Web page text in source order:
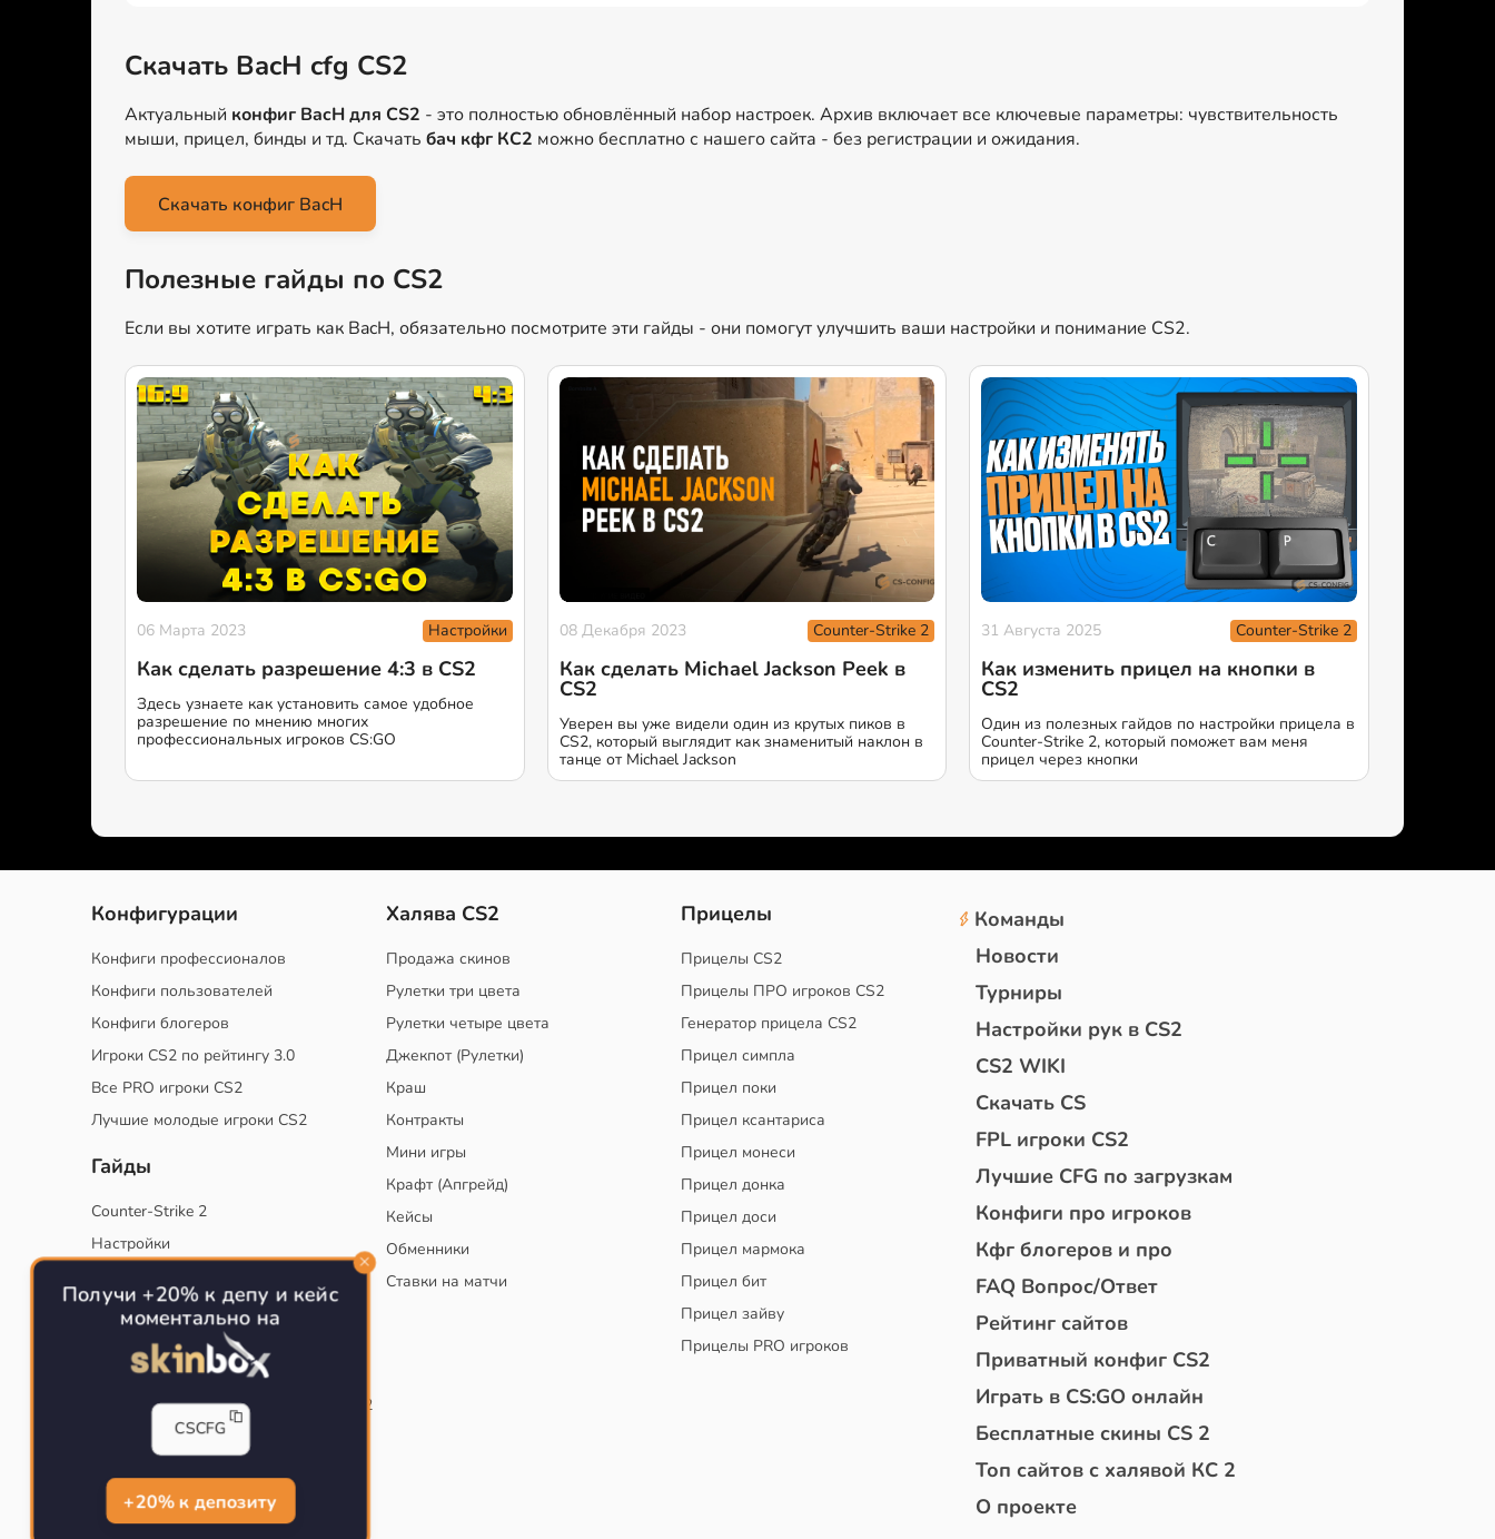
Скачать BacH cfg CS2
Актуальный конфиг BacH для CS2 - это полностью обновлённый набор настроек. Архив включает все ключевые параметры: чувствительность
мыши, прицел, бинды и тд. Скачать бач кфг КС2 можно бесплатно с нашего сайта - без регистрации и ожидания.
Скачать конфиг BacH
Полезные гайды по CS2
Если вы хотите играть как BacH, обязательно посмотрите эти гайды - они помогут улучшить ваши настройки и понимание CS2.
06 Марта 2023 Настройки
Как сделать разрешение 4:3 в CS2
Здесь узнаете как установить самое удобное
разрешение по мнению многих
профессиональных игроков CS:GO
08 Декабря 2023 Counter-Strike 2
Как сделать Michael Jackson Peek в
CS2
Уверен вы уже видели один из крутых пиков в
CS2, который выглядит как знаменитый наклон в
танце от Michael Jackson
31 Августа 2025 Counter-Strike 2
Как изменить прицел на кнопки в
CS2
Один из полезных гайдов по настройки прицела в
Counter-Strike 2, который поможет вам меня
прицел через кнопки
Конфигурации
Конфиги профессионалов
Конфиги пользователей
Конфиги блогеров
Игроки CS2 по рейтингу 3.0
Все PRO игроки CS2
Лучшие молодые игроки CS2
Гайды
Counter-Strike 2
Настройки
Тактики
Конфиг для тренировок в CS
Как сохранить свой конфиг CS
Инста смоки на карте de_mirage в CS2
Рабочий бинд на Jumpthrow
Халява CS2
Продажа скинов
Рулетки три цвета
Рулетки четыре цвета
Джекпот (Рулетки)
Краш
Контракты
Мини игры
Крафт (Апгрейд)
Кейсы
Обменники
Ставки на матчи
Прицелы
Прицелы CS2
Прицелы ПРО игроков CS2
Генератор прицела CS2
Прицел симпла
Прицел поки
Прицел ксантариса
Прицел монеси
Прицел донка
Прицел доси
Прицел мармока
Прицел бит
Прицел зайву
Прицелы PRO игроков
Команды
Новости
Турниры
Настройки рук в CS2
CS2 WIKI
Скачать CS
FPL игроки CS2
Лучшие CFG по загрузкам
Конфиги про игроков
Кфг блогеров и про
FAQ Вопрос/Ответ
Рейтинг сайтов
Приватный конфиг CS2
Играть в CS:GO онлайн
Бесплатные скины CS 2
Топ сайтов с халявой КС 2
О проекте
Получи +20% к депу и кейс
моментально на
CSCFG
+20% к депозиту